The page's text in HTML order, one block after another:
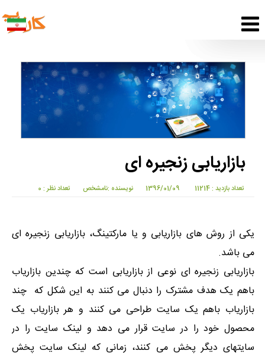
بازاریابی زنجیره ای
تعداد بازدید : 11214 1396/01/09 نویسنده :نامشخص تعداد نظر : 0
یکی از روش های بازاریابی و یا مارکتینگ، بازاریابی زنجیره ای
می باشد.
بازاریابی زنجیره ای نوعی از بازاریابی است که چندین بازاریاب
باهم یک هدف مشترک را دنبال می کنند به این شکل که چند
بازاریاب باهم یک سایت طراحی می کنند و هر بازاریاب یک
محصول خود را در سایت قرار می دهد و لینک سایت را در
سایتهای دیگر پخش می کنند، زمانی که لینک سایت پخش